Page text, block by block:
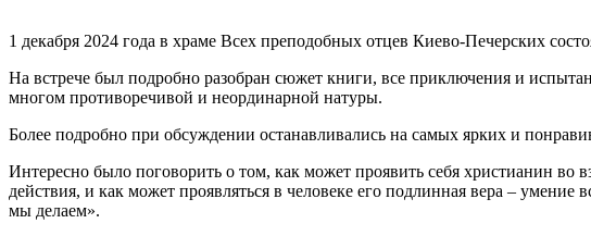
1 декабря 2024 года в храме Всех преподобных отцев Киево-Печерских
На встрече был подробно разобран сюжет книги, все приключения и
многом противоречивой и неординарной натуры.
Более подробно при обсуждении останавливались на самых ярких и
Интересно было поговорить о том, как может проявить себя христианин
действия, и как может проявляться в человеке его подлинная вера –
мы делаем».